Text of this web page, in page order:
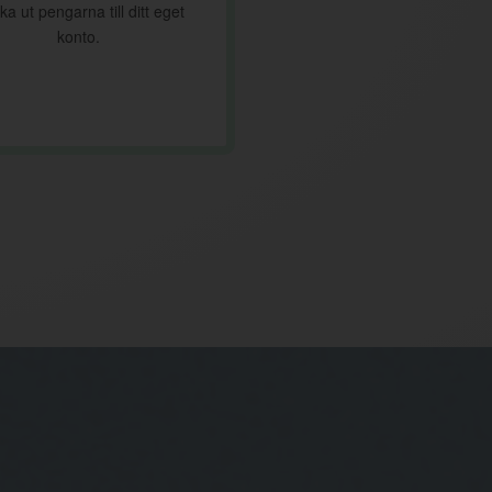
ut pengarna till ditt eget
konto.